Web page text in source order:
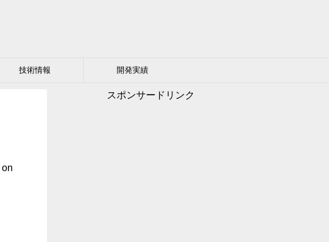
技術情報 開発実績
on
スポンサードリンク